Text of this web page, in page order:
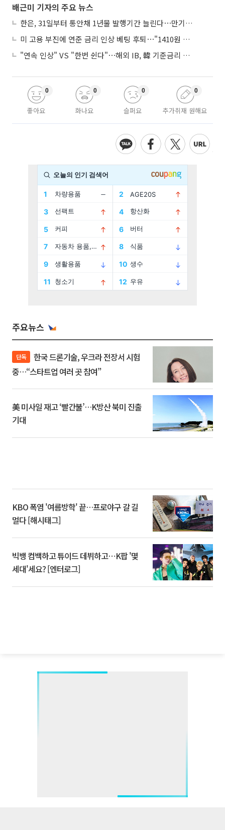
배근미 기자의 주요 뉴스
한은, 31일부터 통안채 1년물 발행기간 늘린다⋯만기별 지표종목도 도입
미 고용 부진에 연준 금리 인상 베팅 후퇴⋯"1410원 밑돌 듯"
"연속 인상" VS "한번 쉰다"⋯해외 IB, 韓 기준금리 두고 '견해 차' 팽팽
좋아요
0
화나요
0
슬퍼요
0
추가취재 원해요
0
주요뉴스
단독
중…“스타트업 여러 곳 참여”
美 미사일 재고 ‘빨간불’…K방산 북미 진출
기대
KBO 폭염 '여름방학' 끝…프로야구 갈 길
멀다 [해시태그]
빅뱅 컴백하고 튜이드 데뷔하고⋯K팝 '몇
세대'세요? [엔터로그]